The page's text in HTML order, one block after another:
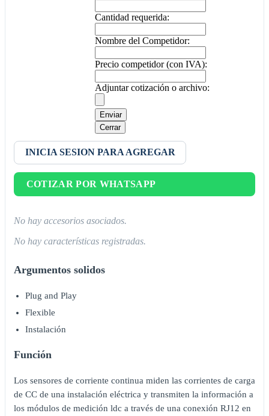
Cantidad requerida:
Nombre del Competidor:
Precio competidor (con IVA):
Adjuntar cotización o archivo:
Enviar
Cerrar
INICIA SESION PARA AGREGAR
COTIZAR POR WHATSAPP
No hay accesorios asociados.
No hay características registradas.
Argumentos solidos
Plug and Play
Flexible
Instalación
Función
Los sensores de corriente continua miden las corrientes de carga
de CC de una instalación eléctrica y transmiten la información a
los módulos de medición ldc a través de una conexión RJ12 en